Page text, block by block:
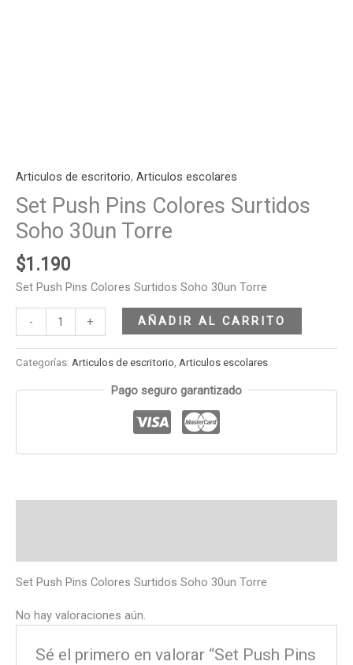
Articulos de escritorio, Articulos escolares
Set Push Pins Colores Surtidos
Soho 30un Torre
$1.190
Set Push Pins Colores Surtidos Soho 30un Torre
- + AÑADIR AL CARRITO
Categorías: Articulos de escritorio, Articulos escolares
Pago seguro garantizado
Set Push Pins Colores Surtidos Soho 30un Torre
No hay valoraciones aún.
Sé el primero en valorar “Set Push Pins